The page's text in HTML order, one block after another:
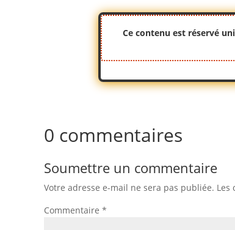
Ce contenu est réservé
0 commentaires
Soumettre un commentaire
Votre adresse e-mail ne sera pas publiée. Les
Commentaire *